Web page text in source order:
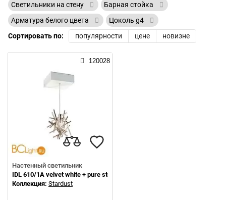
Светильники на стену
Барная стойка
Арматура белого цвета
Цоколь g4
Сортировать по:
популярности цене новизне
120028
Настенный светильник
IDL 610/1A velvet white + pure steel
Коллекция: Stardust